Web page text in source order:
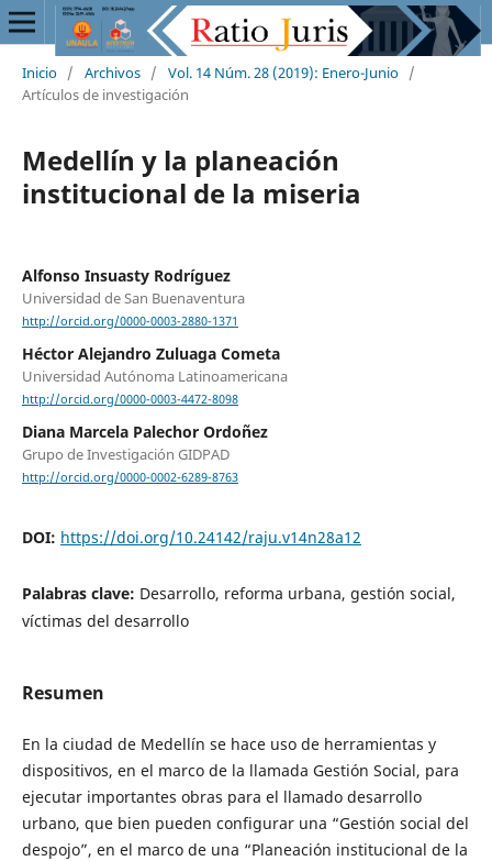
Inicio / Archivos / Vol. 14 Núm. 28 (2019): Enero-Junio /
Artículos de investigación
Medellín y la planeación
institucional de la miseria
Alfonso Insuasty Rodríguez
Universidad de San Buenaventura
http://orcid.org/0000-0003-2880-1371
Héctor Alejandro Zuluaga Cometa
Universidad Autónoma Latinoamericana
http://orcid.org/0000-0003-4472-8098
Diana Marcela Palechor Ordoñez
Grupo de Investigación GIDPAD
http://orcid.org/0000-0002-6289-8763
DOI: https://doi.org/10.24142/raju.v14n28a12
Palabras clave: Desarrollo, reforma urbana, gestión social,
víctimas del desarrollo
Resumen
En la ciudad de Medellín se hace uso de herramientas y
dispositivos, en el marco de la llamada Gestión Social, para
ejecutar importantes obras para el llamado desarrollo
urbano, que bien pueden configurar una “Gestión social del
despojo”, en el marco de una “Planeación institucional de la